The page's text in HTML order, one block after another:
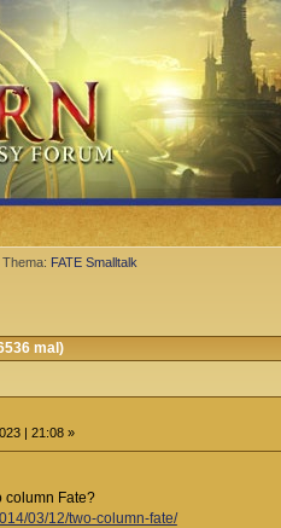
Thema: FATE Smalltalk
mal)
| 21:08 »
column Fate?
03/12/two-column-fate/